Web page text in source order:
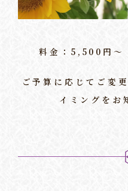
料金：5,500円〜
ご予算に応じてご変
イミングをお